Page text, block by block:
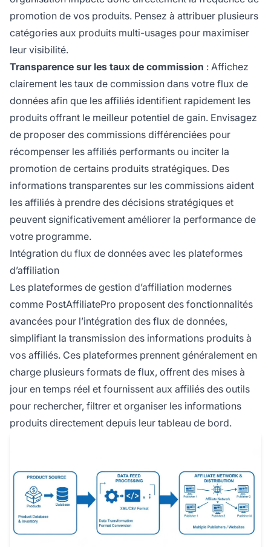
promotion de vos produits. Pensez à attribuer plusieurs
catégories aux produits multi-usages pour maximiser
leur visibilité.
Transparence sur les taux de commission : Affichez
clairement les taux de commission dans votre flux de
données afin que les affiliés identifient rapidement les
produits offrant le meilleur potentiel de gain. Envisagez
de proposer des commissions différenciées pour
récompenser les affiliés performants ou inciter la
promotion de certains produits stratégiques. Des
informations transparentes sur les commissions aident
les affiliés à prendre des décisions stratégiques et
peuvent significativement améliorer la performance de
votre programme.
Intégration du flux de données avec les plateformes
d’affiliation
Les plateformes de gestion d’affiliation modernes
comme PostAffiliatePro proposent des fonctionnalités
avancées pour l’intégration des flux de données,
simplifiant la transmission des informations produits à
vos affiliés. Ces plateformes prennent généralement en
charge plusieurs formats de flux, offrent des mises à
jour en temps réel et fournissent aux affiliés des outils
pour rechercher, filtrer et organiser les informations
produits directement depuis leur tableau de bord.